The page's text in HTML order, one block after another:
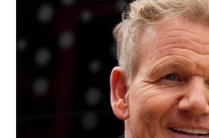
Italia
Mondo
Politica
Tecnologia
Moda
Libri
Consumismi
Storie/Idee
Ok Boomer!
Media
Europa
Altrecose
Mondiali calcio 2026